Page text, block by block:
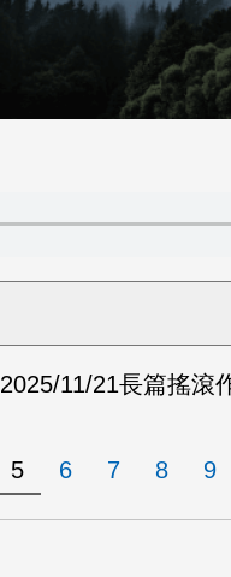
2025/11/21長篇搖滾
5 6 7 8 9